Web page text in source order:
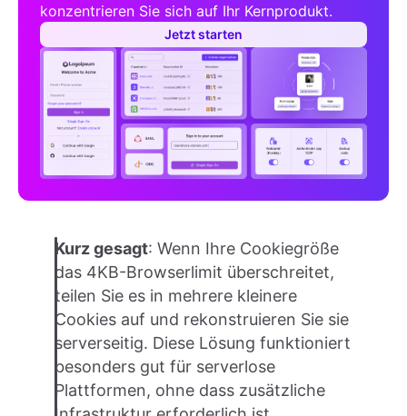
konzentrieren Sie sich auf Ihr Kernprodukt.
Jetzt starten
Kurz gesagt: Wenn Ihre Cookiegröße
das 4KB-Browserlimit überschreitet,
teilen Sie es in mehrere kleinere
Cookies auf und rekonstruieren Sie sie
serverseitig. Diese Lösung funktioniert
besonders gut für serverlose
Plattformen, ohne dass zusätzliche